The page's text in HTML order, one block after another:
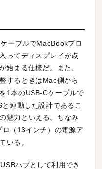
ーブルでMacBookプロ
ってディスプレイが点
始まる仕様だ。また、
するときはMac側から
1本のUSB-Cケーブルで
連動した設計であるこ
魅力といえる。ちなみ
（13インチ）の電源ア
いる。
ハブとして利用でき